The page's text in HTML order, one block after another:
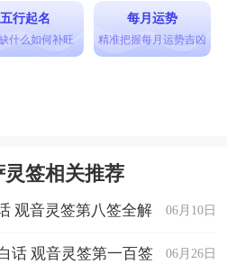
投注，这些构想都是值得去做
结果。
五行起名
什么如何补旺
每月运势
精准把握每月运势吉凶
灵签相关推荐
06月10日
观音灵签第八签全解
06月26日
话 观音灵签第一百签